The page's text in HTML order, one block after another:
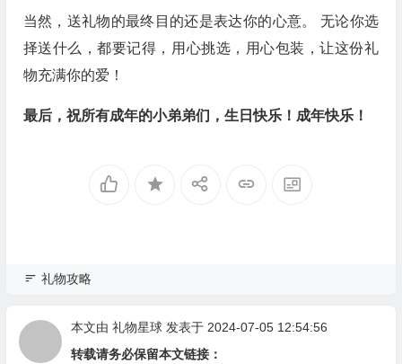
当然，送礼物的最终目的还是表达你的心意。 无论你选
择送什么，都要记得，用心挑选，用心包装，让这份礼
物充满你的爱！
最后，祝所有成年的小弟弟们，生日快乐！成年快乐！
礼物攻略
本文由 礼物星球发表于 2024-07-05 12:54:56
转载请务必保留本文链接：